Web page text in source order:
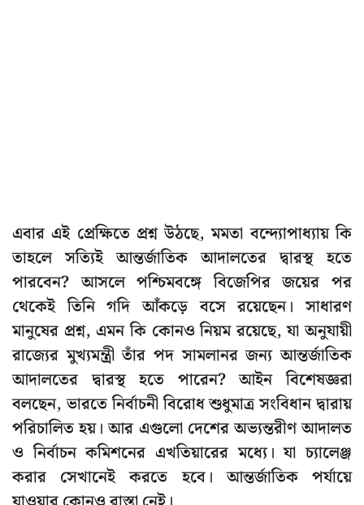
এবার এই প্রেক্ষিতে প্রশ্ন উঠছে, মমতা বন্দ্যোপাধ্যায় কি
তাহলে সত্যিই আন্তর্জাতিক আদালতের দ্বারস্থ হতে
পারবেন? আসলে পশ্চিমবঙ্গে বিজেপির জয়ের পর
থেকেই তিনি গদি আঁকড়ে বসে রয়েছেন। সাধারণ
মানুষের প্রশ্ন, এমন কি কোনও নিয়ম রয়েছে, যা অনুযায়ী
রাজ্যের মুখ্যমন্ত্রী তাঁর পদ সামলানর জন্য আন্তর্জাতিক
আদালতের দ্বারস্থ হতে পারেন? আইন বিশেষজ্ঞরা
বলছেন, ভারতে নির্বাচনী বিরোধ শুধুমাত্র সংবিধান দ্বারায়
পরিচালিত হয়। আর এগুলো দেশের অভ্যন্তরীণ আদালত
ও নির্বাচন কমিশনের এখতিয়ারের মধ্যে। যা চ্যালেঞ্জ
করার সেখানেই করতে হবে। আন্তর্জাতিক পর্যায়ে